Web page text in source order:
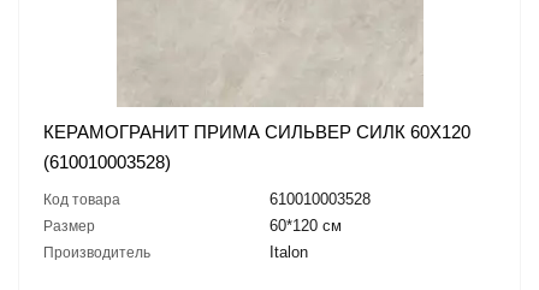
КЕРАМОГРАНИТ ПРИМА СИЛЬВЕР СИЛК 60X120
(610010003528)
Код товара 610010003528
Размер 60*120 см
Производитель Italon